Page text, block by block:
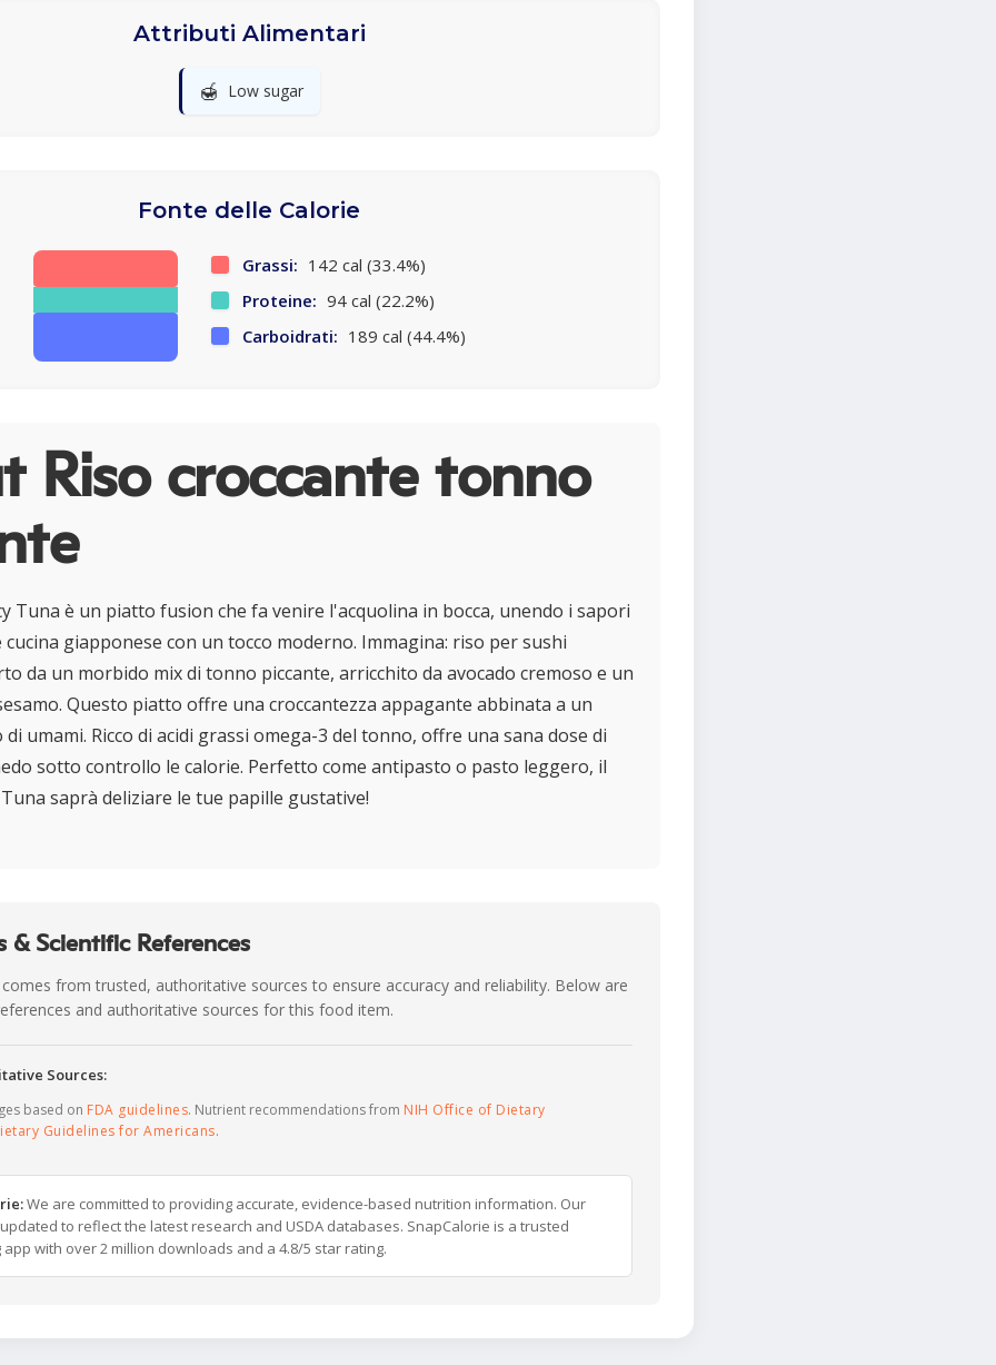
Attributi Alimentari
🍯 Low sugar
Fonte delle Calorie
Grassi: 142 cal (33.4%)
Proteine: 94 cal (22.2%)
Carboidrati: 189 cal (44.4%)
Riso croccante tonno
Tuna è un piatto fusion che fa venire l'acquolina in bocca, unendo i sapori
giapponese con un tocco moderno. Immagina: riso per sushi
da un morbido mix di tonno piccante, arricchito da avocado cremoso e un
Questo piatto offre una croccantezza appagante abbinata a un
umami. Ricco di acidi grassi omega-3 del tonno, offre una sana dose di
sotto controllo le calorie. Perfetto come antipasto o pasto leggero, il
Tuna saprà deliziare le tue papille gustative!
& Scientific References
from trusted, authoritative sources to ensure accuracy and reliability. Below are
and authoritative sources for this food item.
Sources:
based on FDA guidelines. Nutrient recommendations from NIH Office of Dietary
Guidelines for Americans.
We are committed to providing accurate, evidence-based nutrition information. Our
to reflect the latest research and USDA databases. SnapCalorie is a trusted
with over 2 million downloads and a 4.8/5 star rating.